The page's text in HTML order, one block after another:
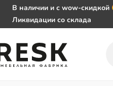
В наличии и с wow-
Ликвидации со склада
заказе от 50 000 ₽
Важно! Наш Whatsapp